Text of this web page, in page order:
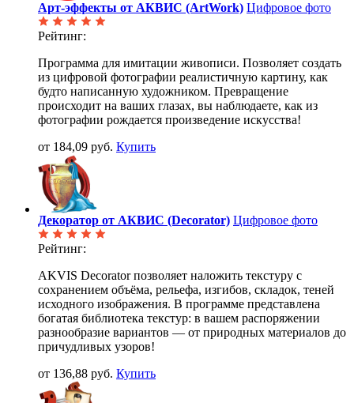
Арт-эффекты от АКВИС (ArtWork) Цифровое фото
Рейтинг:
Программа для имитации живописи. Позволяет создать
из цифровой фотографии реалистичную картину, как
будто написанную художником. Превращение
происходит на ваших глазах, вы наблюдаете, как из
фотографии рождается произведение искусства!
от 184,09 руб. Купить
Декоратор от АКВИС (Decorator) Цифровое фото
Рейтинг:
AKVIS Decorator позволяет наложить текстуру с
сохранением объёма, рельефа, изгибов, складок, теней
исходного изображения. В программе представлена
богатая библиотека текстур: в вашем распоряжении
разнообразие вариантов — от природных материалов до
причудливых узоров!
от 136,88 руб. Купить